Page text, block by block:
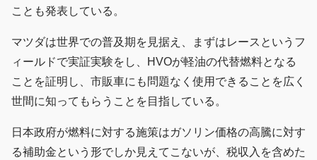
ことも発表している。
マツダは世界での普及期を見据え、まずはレースというフ
ィールドで実証実験をし、HVOが軽油の代替燃料となる
ことを証明し、市販車にも問題なく使用できることを広く
世間に知ってもらうことを目指している。
日本政府が燃料に対する施策はガソリン価格の高騰に対す
る補助金という形でしか見えてこないが、税収入を含めた